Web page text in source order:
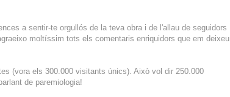
a sentir-te orgullós de la teva obra i de l'allau de seguidors
moltíssim tots els comentaris enriquidors que em deixeu
(vora els 300.000 visitants únics). Això vol dir 250.000
de paremiologia!